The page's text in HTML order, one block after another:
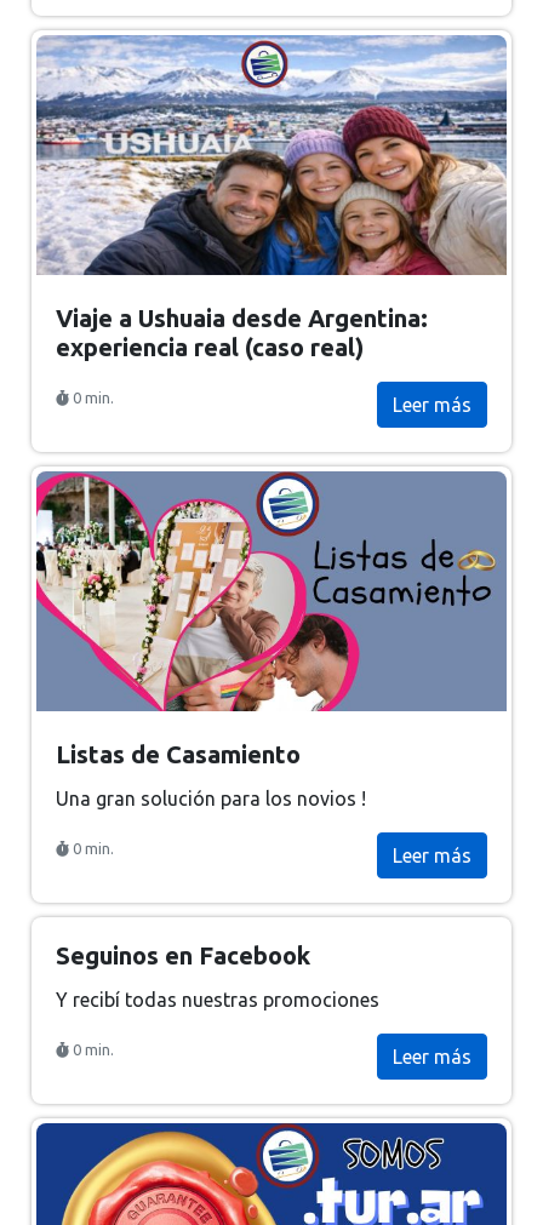
Viaje a Ushuaia desde Argentina:
experiencia real (caso real)
0 min. Leer más
Listas de Casamiento
Una gran solución para los novios !
0 min. Leer más
Seguinos en Facebook
Y recibí todas nuestras promociones
0 min. Leer más